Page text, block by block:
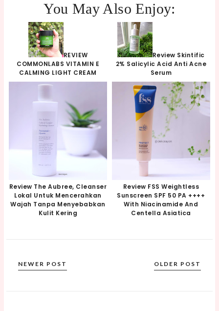
You May Also Enjoy:
REVIEW
COMMONLABS VITAMIN E
CALMING LIGHT CREAM
Review Skintific
2% Salicylic Acid Anti Acne
Serum
Review The Aubree, Cleanser
Lokal Untuk Mencerahkan
Wajah Tanpa Menyebabkan
Kulit Kering
Review FSS Weightless
Sunscreen SPF 50 PA ++++
With Niacinamide And
Centella Asiatica
NEWER POST OLDER POST